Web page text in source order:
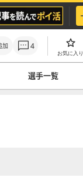
加 4
お気に入り
選手一覧